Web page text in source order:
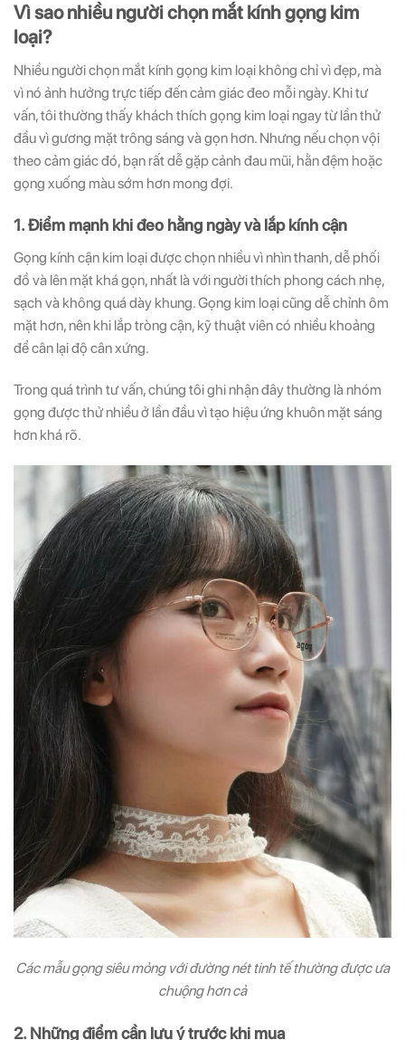
Vì sao nhiều người chọn mắt kính gọng kim
loại?
Nhiều người chọn mắt kính gọng kim loại không chỉ vì đẹp, mà
vì nó ảnh hưởng trực tiếp đến cảm giác đeo mỗi ngày. Khi tư
vấn, tôi thường thấy khách thích gọng kim loại ngay từ lần thử
đầu vì gương mặt trông sáng và gọn hơn. Nhưng nếu chọn vội
theo cảm giác đó, bạn rất dễ gặp cảnh đau mũi, hằn đệm hoặc
gọng xuống màu sớm hơn mong đợi.
1. Điểm mạnh khi đeo hằng ngày và lắp kính cận
Gọng kính cận kim loại được chọn nhiều vì nhìn thanh, dễ phối
đồ và lên mặt khá gọn, nhất là với người thích phong cách nhẹ,
sạch và không quá dày khung. Gọng kim loại cũng dễ chỉnh ôm
mặt hơn, nên khi lắp tròng cận, kỹ thuật viên có nhiều khoảng
để cân lại độ cân xứng.
Trong quá trình tư vấn, chúng tôi ghi nhận đây thường là nhóm
gọng được thử nhiều ở lần đầu vì tạo hiệu ứng khuôn mặt sáng
hơn khá rõ.
Các mẫu gọng siêu mỏng với đường nét tinh tế thường được ưa
chuộng hơn cả
2. Những điểm cần lưu ý trước khi mua